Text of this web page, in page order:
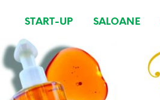
START-UP SALOANE